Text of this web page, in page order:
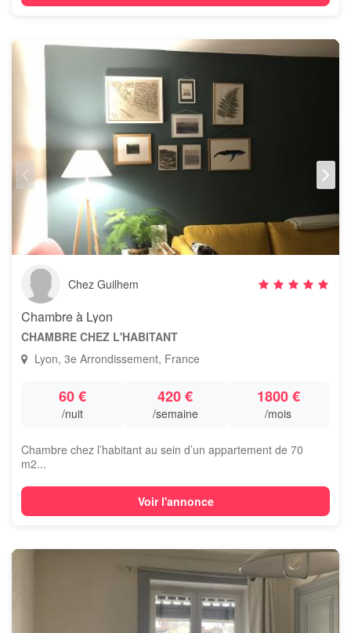
Chez Guilhem
Chambre à Lyon
CHAMBRE CHEZ L'HABITANT
Lyon, 3e Arrondissement, France
60 €
/nuit
420 €
/semaine
1800 €
/mois
Chambre chez l’habitant au sein d’un appartement de 70
m2...
Voir l'annonce